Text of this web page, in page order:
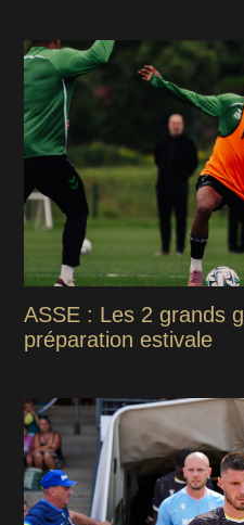
ASSE : Les 2 grands
préparation estivale